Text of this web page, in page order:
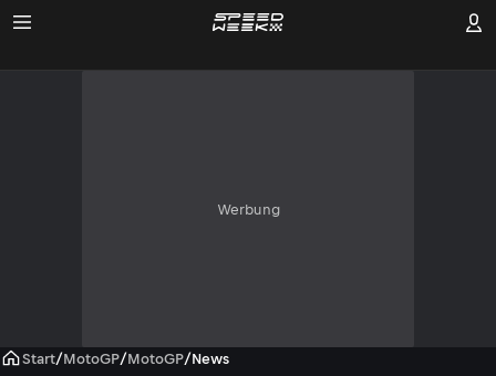
Werbung
Start/MotoGP/MotoGP/News